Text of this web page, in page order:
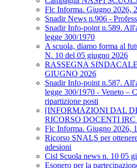
Flc Informa. Giugno 2026, 2
Snadir News n.906 -
Snadir Info-point n.589.
legge 300/1970
A scuola, diamo forma al
N. 10 del 05 giugno 2026
RASSEGNA
GIUGNO 2026
Snadir Info-point n.587.
legge 300/1970 - Veneto –
ripartizione posti
[INFORMAZIONI DAL
RICORSO DOCENTI
Flc Informa. Giugno 2026, 1
Ricorso SNALS per
adesioni
Cisl Scuola news n. 10 05
Esonero per la